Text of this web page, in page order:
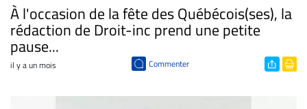
À l'occasion de la fête des Québécois(ses), la
rédaction de Droit-inc prend une petite
pause...
il y a un mois Commenter